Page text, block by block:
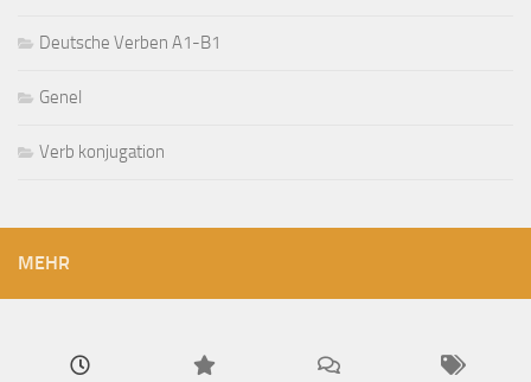
Deutsche Verben A1-B1
Genel
Verb konjugation
MEHR